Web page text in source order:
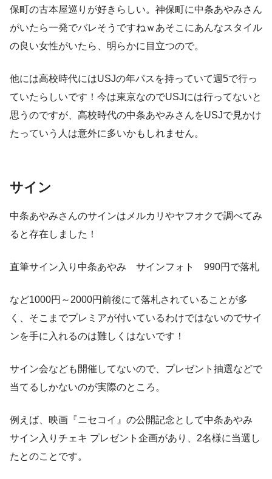
保町の古本屋巡りが好きらしい。神保町に中条あやみさん
がいたら一発でバレそうですねｗあそこにあんなスタイル
の良い女性がいたら、明らかに目立つので。
他には高校時代にはUSJの年パスを持っていて週5で行っ
ていたらしいです！今は東京なのでUSJには行ってないと
思うのですが、高校時代の中条あやみさんをUSJで見かけ
たっていう人は意外に多いかもしれません。
サイン
中条あやみさんのサインはメルカリやヤフオクで調べてみ
ると存在しました！
直筆サイン入り中条あやみ サインフォト 990円で落札
など1000円～2000円前後にて落札されていることが多
く、そこまでプレミアが付いているわけではないのでサイ
ンを手に入れるのは難しくはないです！
サイン会なども開催してないので、プレゼント抽選などで
当てるしかないのが実際のところ。
例えば、映画『ニセコイ』の公開記念として中条あやみ
サイン入りチェキ プレゼント企画があり、2名様に当選し
たとのことです。